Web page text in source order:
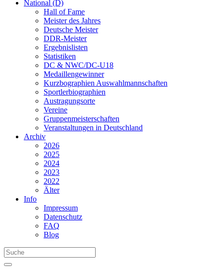
National (D)
Hall of Fame
Meister des Jahres
Deutsche Meister
DDR-Meister
Ergebnislisten
Statistiken
DC & NWC/DC-U18
Medaillengewinner
Kurzbographien Auswahlmannschaften
Sportlerbiographien
Austragungsorte
Vereine
Gruppenmeisterschaften
Veranstaltungen in Deutschland
Archiv
2026
2025
2024
2023
2022
Älter
Info
Impressum
Datenschutz
FAQ
Blog